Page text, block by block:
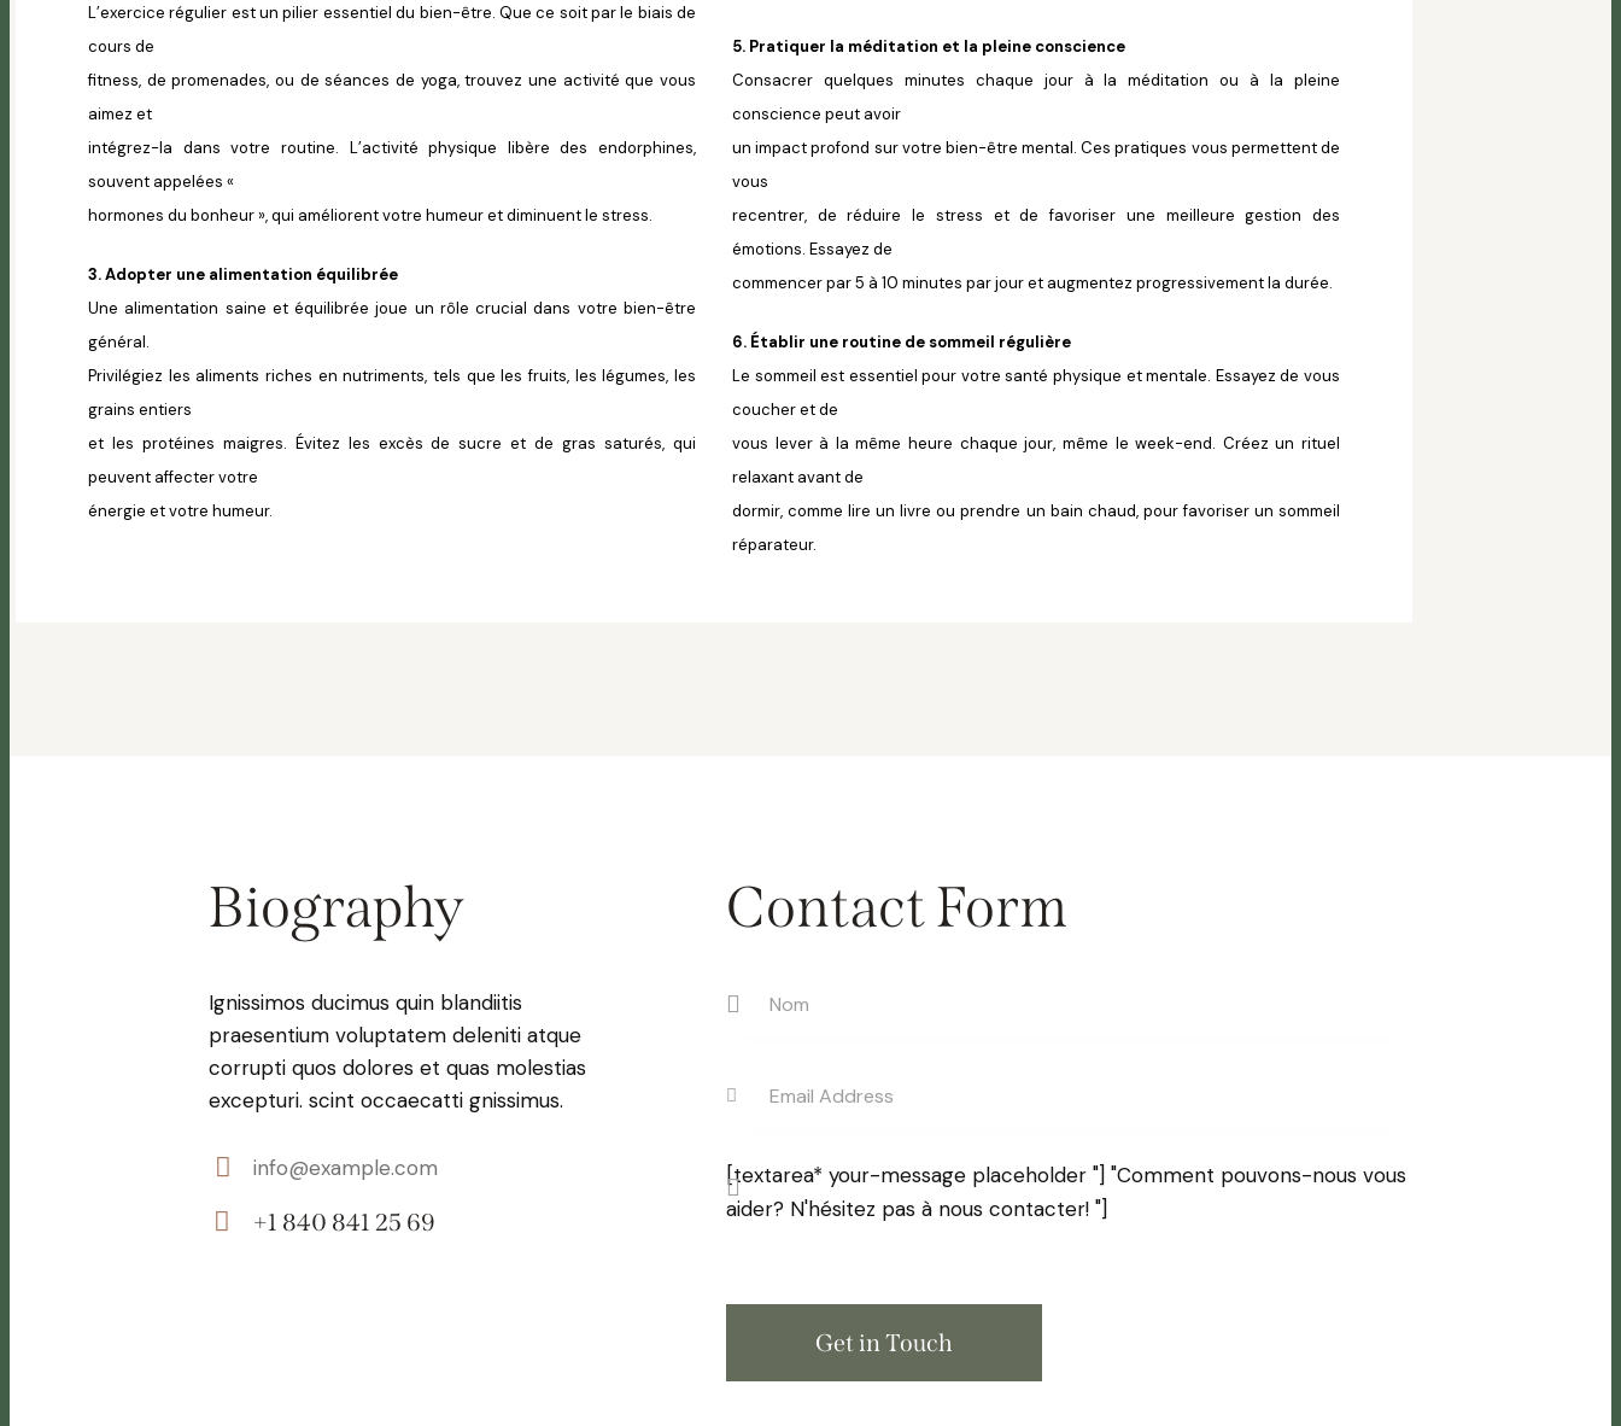
L’exercice régulier est un pilier essentiel du bien-être. Que ce soit par le biais de
cours de
fitness, de promenades, ou de séances de yoga, trouvez une activité que vous
aimez et
intégrez-la dans votre routine. L’activité physique libère des endorphines,
souvent appelées «
hormones du bonheur », qui améliorent votre humeur et diminuent le stress.
3. Adopter une alimentation équilibrée
Une alimentation saine et équilibrée joue un rôle crucial dans votre bien-être
général.
Privilégiez les aliments riches en nutriments, tels que les fruits, les légumes, les
grains entiers
et les protéines maigres. Évitez les excès de sucre et de gras saturés, qui
peuvent affecter votre
énergie et votre humeur.
5. Pratiquer la méditation et la pleine conscience
Consacrer quelques minutes chaque jour à la méditation ou à la pleine
conscience peut avoir
un impact profond sur votre bien-être mental. Ces pratiques vous permettent de
vous
recentrer, de réduire le stress et de favoriser une meilleure gestion des
émotions. Essayez de
commencer par 5 à 10 minutes par jour et augmentez progressivement la durée.
6. Établir une routine de sommeil régulière
Le sommeil est essentiel pour votre santé physique et mentale. Essayez de vous
coucher et de
vous lever à la même heure chaque jour, même le week-end. Créez un rituel
relaxant avant de
dormir, comme lire un livre ou prendre un bain chaud, pour favoriser un sommeil
réparateur.
Biography
Ignissimos ducimus quin blandiitis
praesentium voluptatem deleniti atque
corrupti quos dolores et quas molestias
excepturi. scint occaecatti gnissimus.
mail:
info@example.com
+1 840 841 25 69
Contact Form
[textarea* your-message placeholder "] "Comment pouvons-nous vous
aider? N'hésitez pas à nous contacter! "]